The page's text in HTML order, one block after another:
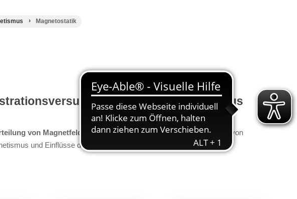
Magnetostatik
zum Thema Magnetismus
von Magnetfeldern, erzeugt von Dauermagneten Leitern, die von
und Einflüsse des Erdmagnetfeldes gehören ebenso dazu.